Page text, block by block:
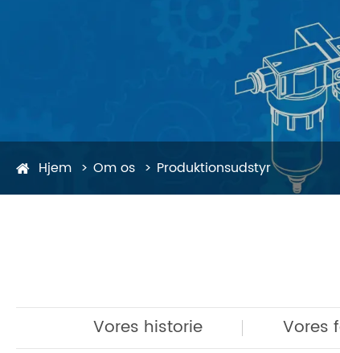
Hjem Om os Produktionsudstyr
Vores historie Vores